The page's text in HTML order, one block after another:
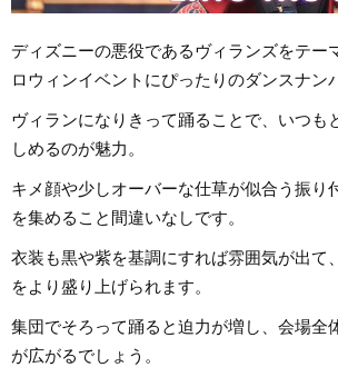
ディズニーの悪役であるヴィランズをテー
ロウィンイベントにぴったりのダンスナン
ヴィランになりきって踊ることで、いつも
しめるのが魅力。
キメ顔や少しオーバーな仕草が似合う振り
を集めること間違いなしです。
衣装も黒や紫を基調にすれば雰囲気が出て
をより盛り上げられます。
集団でそろって踊ると迫力が増し、会場全
が広がるでしょう。